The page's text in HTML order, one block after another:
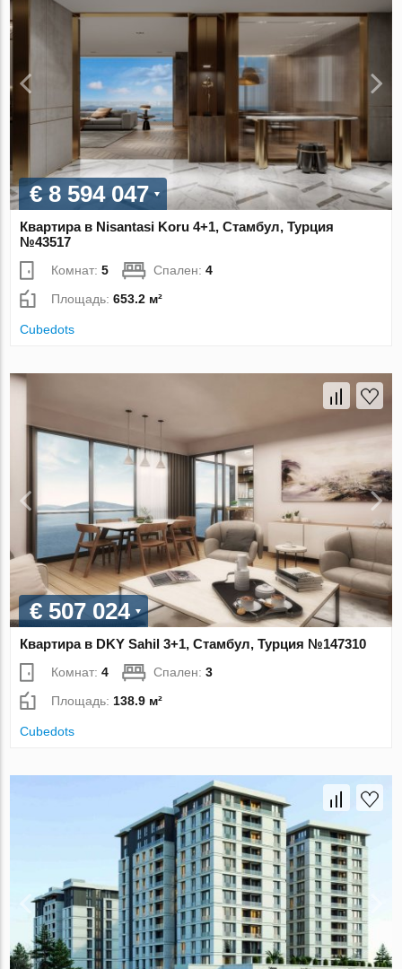
€ 8 594 047
Квартира в Nisantasi Koru 4+1, Стамбул, Турция
№43517
Комнат:5 Спален:4
Площадь:653.2 м²
Cubedots
€ 507 024
Квартира в DKY Sahil 3+1, Стамбул, Турция №147310
Комнат:4 Спален:3
Площадь:138.9 м²
Cubedots